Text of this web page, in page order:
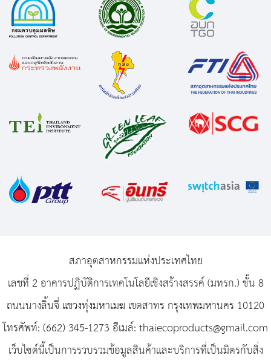
สภาอุตสาหกรรมแห่งประเทศไทย
เลขที่ 2 อาคารปฏิบัติการเทคโนโลยีเชิงสร้างสรรค์ (มทรก.) ชั้น 8
ถนนนางลิ้นจี่ แขวงทุ่งมหาเมฆ เขตสาทร กรุงเทพมหานคร 10120
โทรศัพท์: (662) 345-1273 อีเมล์: thaiecoproducts@gmail.com
เว็บไซต์นี้เป็นการรวบรวมข้อมูลสินค้าและบริการที่เป็นมิตรกับสิ่ง